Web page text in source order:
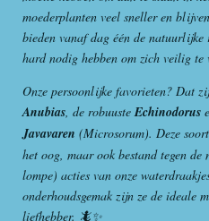
s
t
e
r
r
e
n
e
n
e
n
e
n
e
n
moederplanten veel sneller en
bieden vanaf dag één de
hard nodig hebben om zich veilig te
Onze persoonlijke favorieten? Dat
Anubias, de robuusteEchinodorus
Javavaren (Microsorum). Deze
het oog, maar ook bestand tegen de
lompe) acties van onze
onderhoudsgemak zijn ze de ideale
liefhebber. 🦎✨